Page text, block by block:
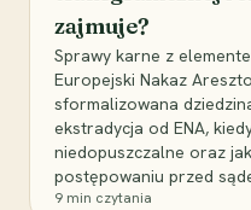
zajmuje?
Sprawy karne z
Europejski Nakaz
sformalizowana
ekstradycja od ENA,
niedopuszczalne oraz
postępowaniu przed
9 min czytania